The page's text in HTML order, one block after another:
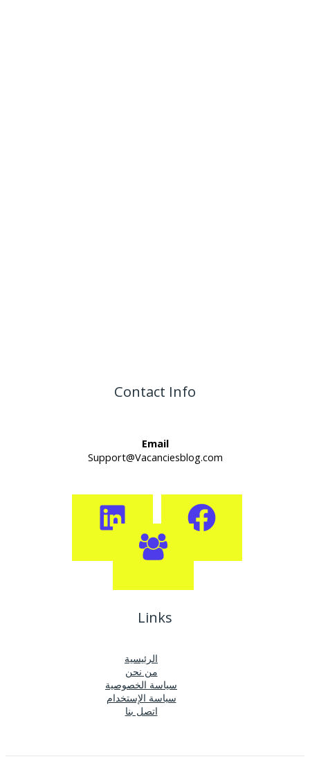
Contact Info
Email
Support@Vacanciesblog.com
Links
الرئيسية
من نحن
سياسة الخصوصية
سياسة الإستخدام
اتصل بنا